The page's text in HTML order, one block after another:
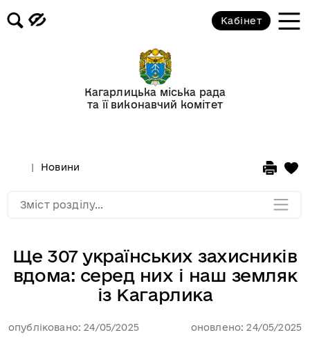
Кагарлицька міська рада
та її виконавчий комітет
Кабінет
Новини
Ще 307 українських захисників
вдома: серед них і наш земляк
із Кагарлика
опубліковано: 24/05/2025 оновлено: 24/05/2025
Зміст розділу...